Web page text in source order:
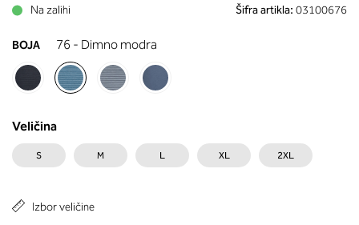
the
gallery
Na zalihi Šifra artikla: 03100676
BOJA 76 - Dimno modra
Veličina
S M L XL 2XL
Izbor veličine